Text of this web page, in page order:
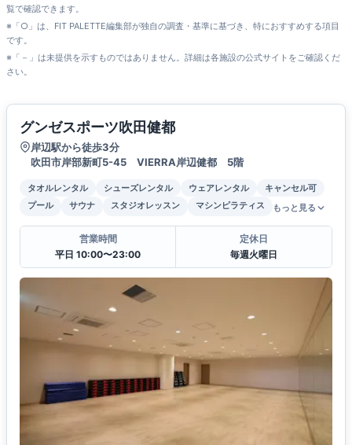
覧で確認できます。
※「○」は、FIT PALETTE編集部が独自の調査・基準に基づき、特におすすめする項目
です。
※「－」は未提供を示すものではありません。詳細は各施設の公式サイトをご確認くだ
さい。
グンゼスポーツ吹田健都
岸辺駅から徒歩3分
吹田市岸部新町5-45 VIERRA岸辺健都 5階
タオルレンタル シューズレンタル ウェアレンタル
キャンセル可
プール
サウナ スタジオレッスン マシンピラティス もっと見る
営業時間
平日 10:00〜23:00
定休日
毎週火曜日